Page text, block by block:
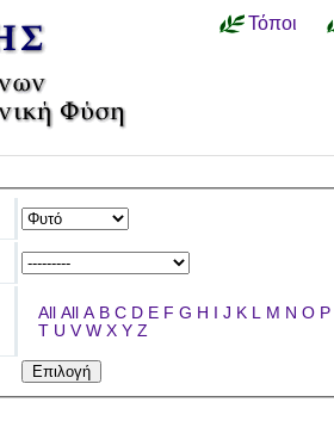
Τόποι
All All A B C D E F G H I J K L M N O P
T U V W X Y Z